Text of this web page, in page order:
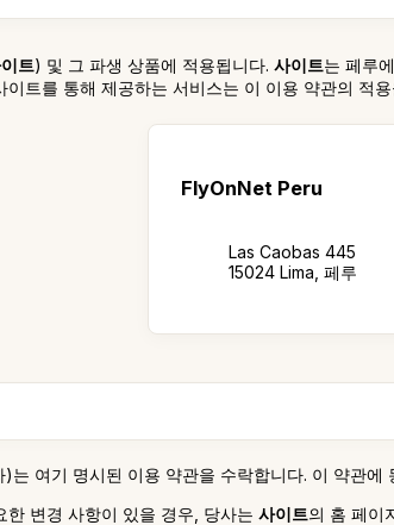
트) 및 그 파생 상품에 적용됩니다. 사이트는 페루
트를 통해 제공하는 서비스는 이 이용 약관의 적
FlyOnNet Peru
Las Caobas 445
15024 Lima, 페루
는 여기 명시된 이용 약관을 수락합니다. 이 약관에
변경 사항이 있을 경우, 당사는 사이트의 홈 페이